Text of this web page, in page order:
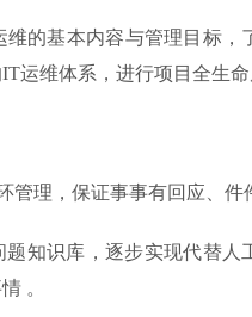
的基本内容与管理目标，
运维体系，进行项目全生命
理，保证事事有回应、件
知识库，逐步实现代替人
。